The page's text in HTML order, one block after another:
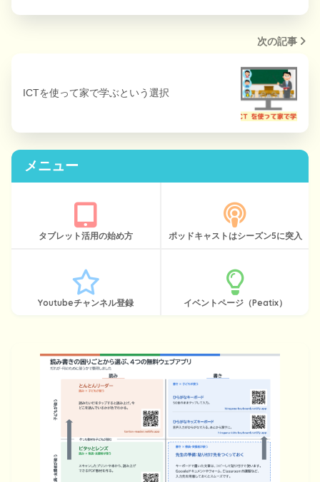
次の記事
ICTを使って家で学ぶという選択
メニュー
タブレット活用の始め方 ポッドキャストはシーズン5に突入
Youtubeチャンネル登録 イベントページ（Peatix）